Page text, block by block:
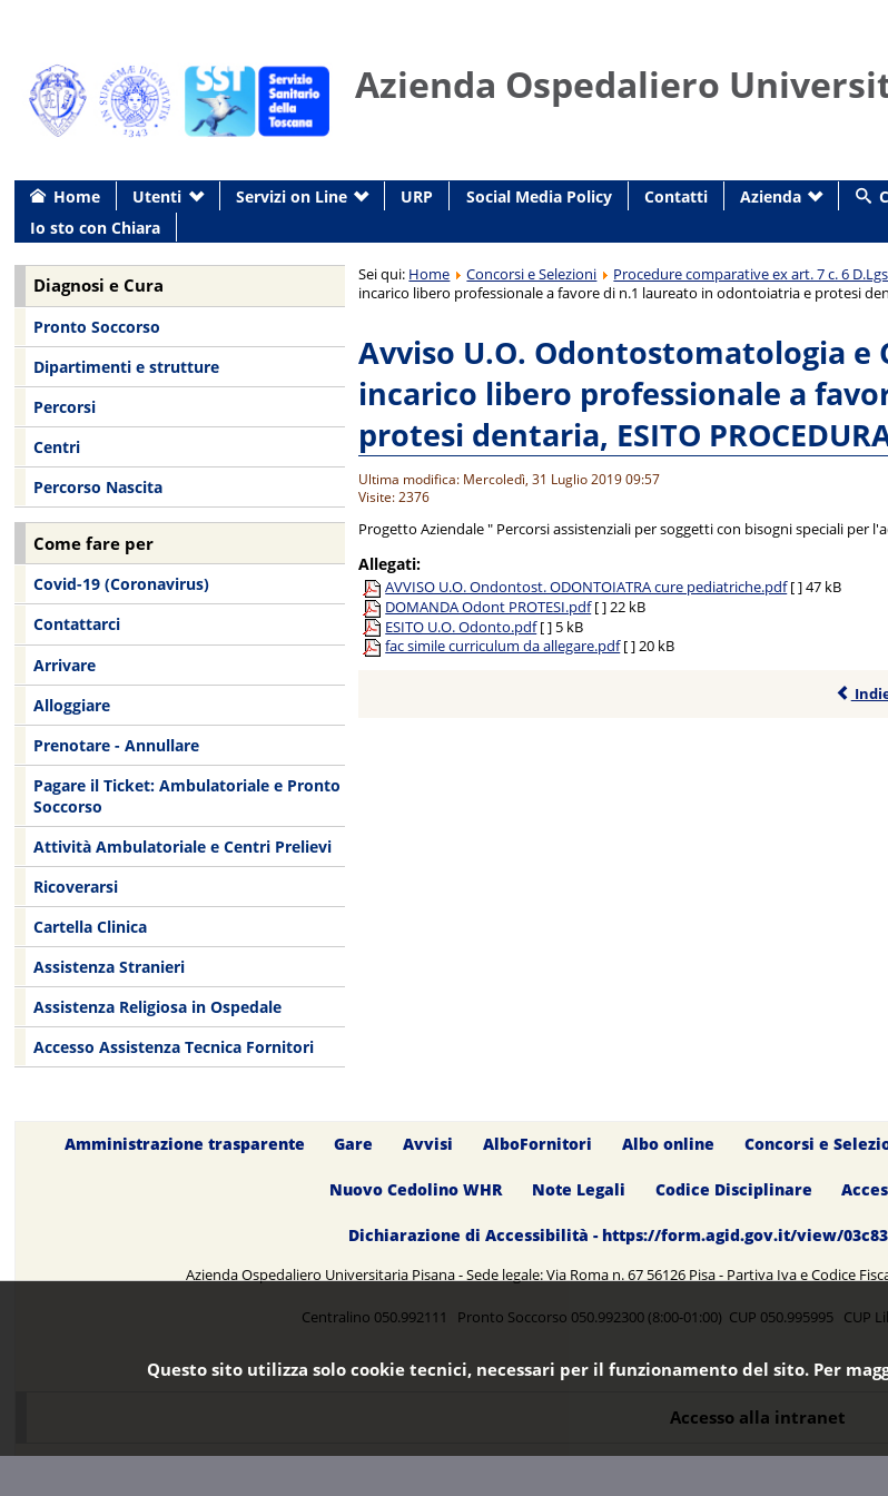
Azienda Ospedaliero
Home Utenti Servizi on Line URP Social Media Policy Contatti Azienda
Io sto con Chiara
Sei qui: Home Concorsi e Selezioni Procedure comparative ex art. 7 c. 6
incarico libero professionale a favore di n.1 laureato in odontoiatria e protesi
Avviso U.O. Odontostomatologia
incarico libero professionale a
protesi dentaria, ESITO
Ultima modifica: Mercoledì, 31 Luglio 2019 09:57
Visite: 2376
Progetto Aziendale " Percorsi assistenziali per soggetti con bisogni speciali per
Allegati:
AVVISO U.O. Ondontost. ODONTOIATRA cure pediatriche.pdf [ ]47 kB
DOMANDA Odont PROTESI.pdf [ ]22 kB
ESITO U.O. Odonto.pdf [ ] 5 kB
fac simile curriculum da allegare.pdf [ ]20 kB
Diagnosi e Cura
Pronto Soccorso
Dipartimenti e strutture
Percorsi
Centri
Percorso Nascita
Come fare per
Covid-19 (Coronavirus)
Contattarci
Arrivare
Alloggiare
Prenotare - Annullare
Pagare il Ticket: Ambulatoriale e Pronto
Soccorso
Attività Ambulatoriale e Centri Prelievi
Ricoverarsi
Cartella Clinica
Assistenza Stranieri
Assistenza Religiosa in Ospedale
Accesso Assistenza Tecnica Fornitori
Amministrazione trasparente Gare Avvisi AlboFornitori Albo online Concorsi e
Nuovo Cedolino WHR Note Legali Codice Disciplinare
Dichiarazione di Accessibilità - https://form.agid.gov.it/view/
Azienda Ospedaliero Universitaria Pisana - Sede legale: Via Roma n. 67 56126 Pisa - Partiva Iva e Codice
Centralino 050.992111 Pronto Soccorso 050.992300 (8:00-01:00) CUP 050.995995 CUP
Accesso alla intranet
Questo sito utilizza solo cookie tecnici, necessari per il funzionamento del sito. Per